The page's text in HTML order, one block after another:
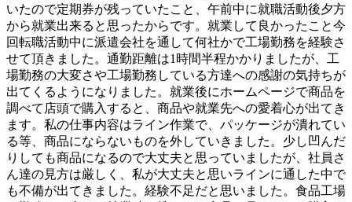
いたので定期券が残っていたこと、午前中に就職活動後夕方
から就業出来ると思ったからです。就業して良かったこと今
回転職活動中に派遣会社を通して何社かで工場勤務を経験さ
せて頂きました。通勤距離は1時間半程かかりましたが、工
場勤務の大変さや工場勤務している方達への感謝の気持ちが
出てくるようになりました。就業後にホームページで商品を
調べて店頭で購入すると、商品や就業先への愛着心が出てき
ます。私の仕事内容はライン作業で、パッケージが潰れてい
る等、商品にならないものを外していきました。少し凹んだ
りしても商品になるので大丈夫と思っていましたが、社員さ
ん達の見方は厳しく、私が大丈夫と思いラインに通した中で
も不備が出てきました。経験不足だと思いました。食品工場